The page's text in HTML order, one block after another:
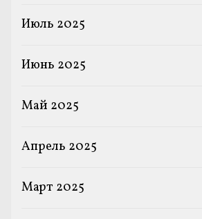
Июль 2025
Июнь 2025
Май 2025
Апрель 2025
Март 2025